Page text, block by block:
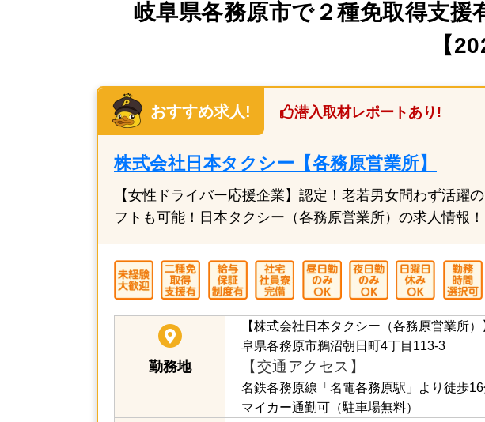
岐阜県各務原市で２種免取得支援有
おすすめ求人! 潜入取材レポートあり!
株式会社日本タクシー【各務原営業所】
【女性ドライバー応援企業】認定！老若男女問わず活
フトも可能！日本タクシー（各務原営業所）の求人情報！
勤務地
【株式会社日本タクシー（各務原営業所
阜県各務原市鵜沼朝日町4丁目113-3
【交通アクセス】
名鉄各務原線「名電各務原駅」より徒歩16
マイカー通勤可（駐車場無料）